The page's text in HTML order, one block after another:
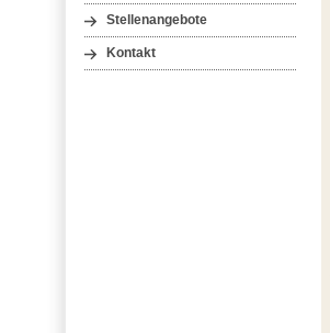
Stellenangebote
Kontakt